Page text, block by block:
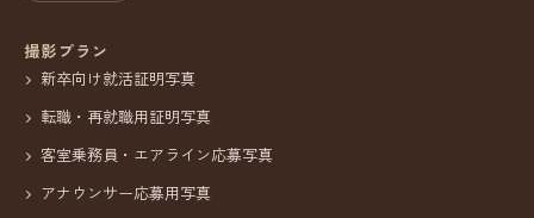
撮影プラン
新卒向け就活証明写真
転職・再就職用証明写真
客室乗務員・エアライン応募写真
アナウンサー応募用写真